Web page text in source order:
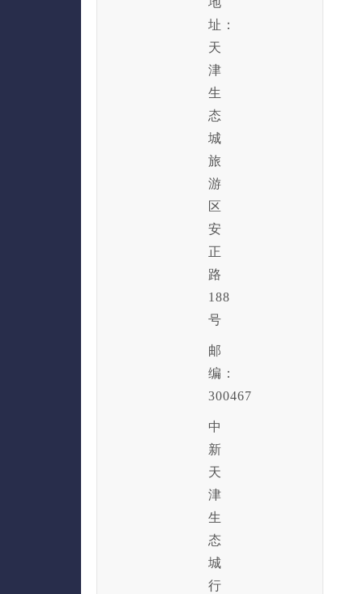
址：
天
津
生
态
城
旅
游
区
安
正
路
188
号
邮
编：
300467
中
新
天
津
生
态
城
行